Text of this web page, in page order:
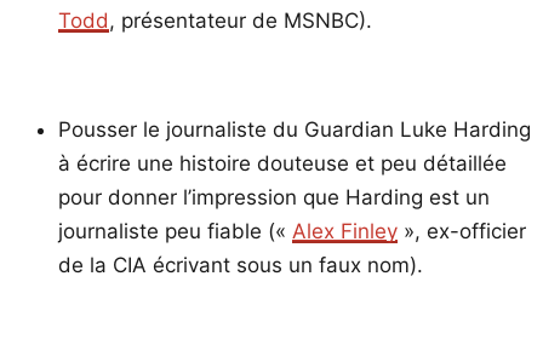
Todd, présentateur de MSNBC).
Pousser le journaliste du Guardian Luke Harding
à écrire une histoire douteuse et peu détaillée
pour donner l’impression que Harding est un
journaliste peu fiable (« Alex Finley », ex-officier
de la CIA écrivant sous un faux nom).